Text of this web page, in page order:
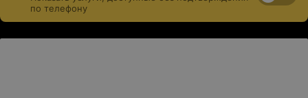
по телефону